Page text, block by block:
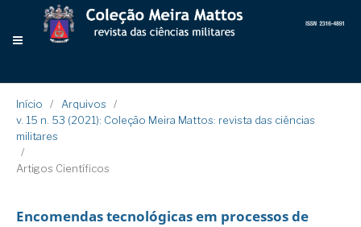
Início / Arquivos
/
v. 15 n. 53 (2021): Coleção Meira Mattos: revista das ciências
militares
/
Artigos Científicos
Encomendas tecnológicas em processos de